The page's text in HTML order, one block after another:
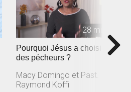
28 min
Pourquoi Jésus a choisi
des pécheurs ?
Macy Domingo et Past.
Raymond Koffi